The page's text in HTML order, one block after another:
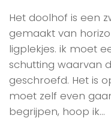
Het doolhof is een
gemaakt van
ligplekjes. ik moet
schutting waarvan
geschroefd. Het is
moet zelf even
begrijpen, hoop ik…